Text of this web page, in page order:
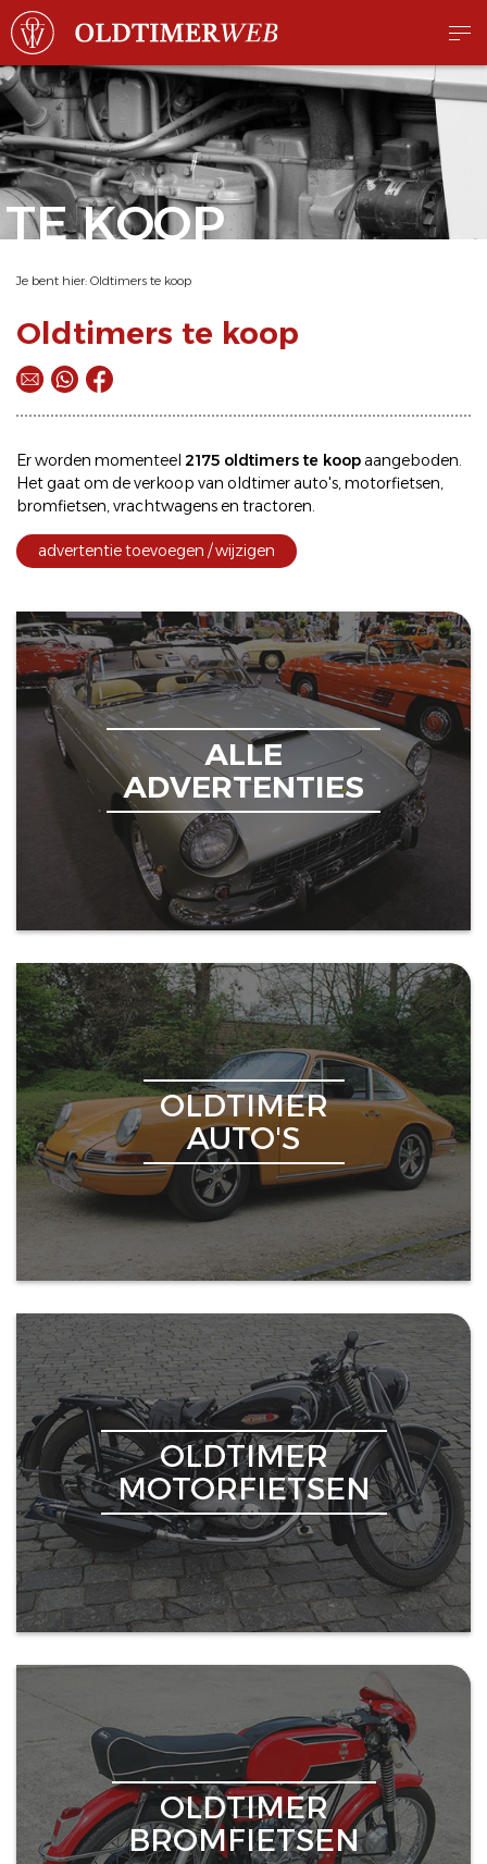
TE KOOP
Je bent hier: Oldtimers te koop
Oldtimers te koop
Er worden momenteel 2175 oldtimers te koopaangeboden.
Het gaat om deverkoop van oldtimerauto's,motorfietsen,
bromfietsen,vrachtwagens en tractoren.
advertentie toevoegen / wijzigen
ALLE
ADVERTENTIES
OLDTIMER
AUTO'S
OLDTIMER
MOTORFIETSEN
OLDTIMER
BROMFIETSEN